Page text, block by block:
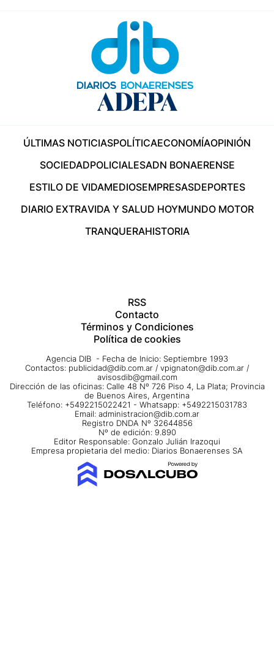
ÚLTIMAS NOTICIASPOLÍTICAECONOMÍAOPINIÓN
SOCIEDADPOLICIALESADN BONAERENSE
ESTILO DE VIDAMEDIOSEMPRESASDEPORTES
DIARIO EXTRAVIDA Y SALUD HOYMUNDO MOTOR
TRANQUERAHISTORIA
RSS
Contacto
Términos y Condiciones
Política de cookies
Agencia DIB - Fecha de Inicio: Septiembre 1993
Contactos: publicidad@dib.com.ar / vpignaton@dib.com.ar /
avisosdib@gmail.com
Dirección de las oficinas: Calle 48 Nº 726 Piso 4, La Plata; Provincia
de Buenos Aires, Argentina
Teléfono: +5492215022421 - Whatsapp: +5492215031783
Email: administracion@dib.com.ar
Registro DNDA Nº 32644856
Nº de edición: 9.890
Editor Responsable: Gonzalo Julián Irazoqui
Empresa propietaria del medio: Diarios Bonaerenses SA